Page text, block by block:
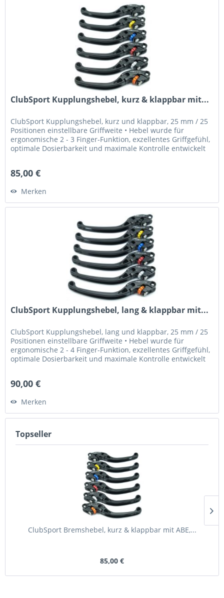
ClubSport Kupplungshebel, kurz & klappbar mit...
ClubSport Kupplungshebel, kurz und klappbar, 25 mm / 25
Positionen einstellbare Griffweite • Hebel wurde für
ergonomische 2 - 3 Finger-Funktion, exzellentes Griffgefühl,
optimale Dosierbarkeit und maximale Kontrolle entwickelt
85,00 €
Merken
ClubSport Kupplungshebel, lang & klappbar mit...
ClubSport Kupplungshebel, lang und klappbar, 25 mm / 25
Positionen einstellbare Griffweite • Hebel wurde für
ergonomische 2 - 4 Finger-Funktion, exzellentes Griffgefühl,
optimale Dosierbarkeit und maximale Kontrolle entwickelt
90,00 €
Merken
Topseller
ClubSport Bremshebel, kurz & klappbar mit ABE,...
85,00 €